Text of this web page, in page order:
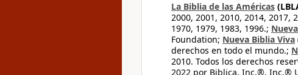
La Biblia de las Américas
2000, 2001, 2010, 2014, 2017,
1970, 1979, 1983, 1996.;
Foundation; Nueva Biblia Viva
derechos en todo el mundo.;
2010. Todos los derechos
2022 por Biblica, Inc.®, Inc.®